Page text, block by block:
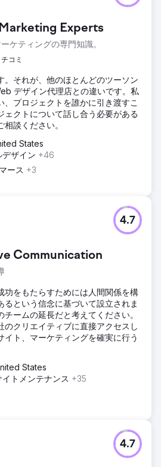
Experts
ケティングの専門知識。
コミ
。それが、他のほとんどのツーソン
デザイン代理店との違いです。私
、プロジェクトを誰かに引き渡すこ
ェクトについて話し合う必要がある
談ください。
States
ザイン +46
ース +3
Communication
4.7
功をもたらすためには人間関係を構
るという信念に基づいて設立されま
チームの延長だと考えてください。
のクリエイティブに直接アクセスし
イト、マーケティングを確実に行う
States
トメンテナンス +35
4.7